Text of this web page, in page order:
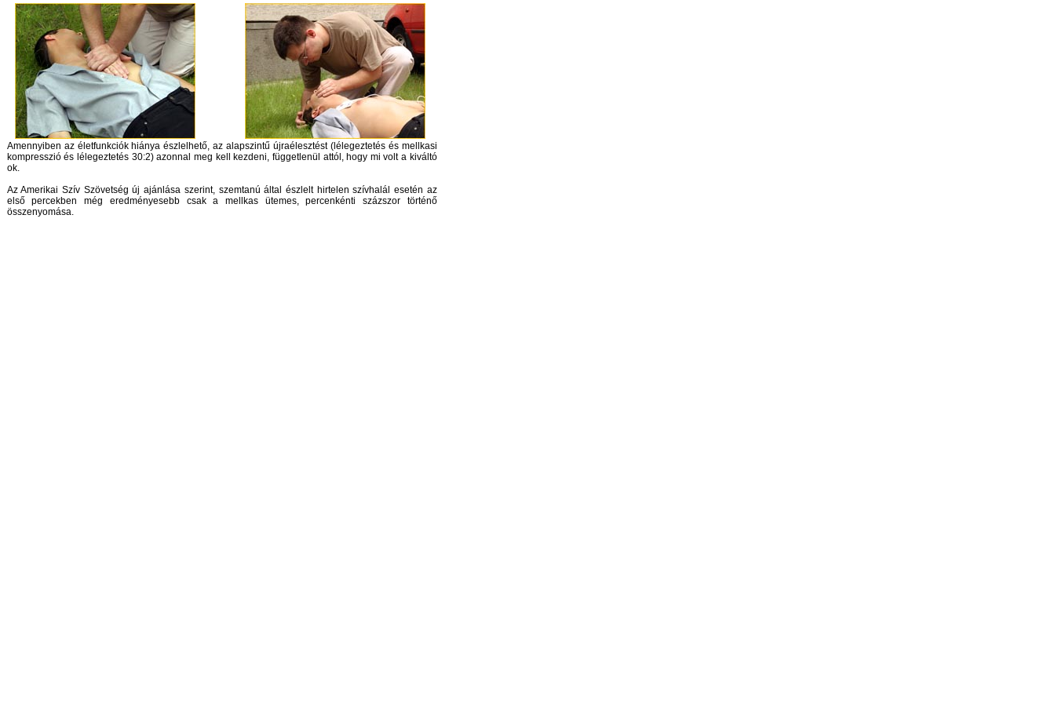
Amennyiben az életfunkciók hiánya észlelhető, az alapszintű újraélesztést (lélegeztetés és mellkasi
kompresszió és lélegeztetés 30:2) azonnal meg kell kezdeni, függetlenül attól, hogy mi volt a kiváltó
ok.
Az Amerikai Szív Szövetség új ajánlása szerint, szemtanú által észlelt hirtelen szívhalál esetén az
első percekben még eredményesebb csak a mellkas ütemes, percenkénti százszor történő
összenyomása.